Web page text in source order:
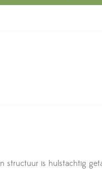
structuur is hulstachtig